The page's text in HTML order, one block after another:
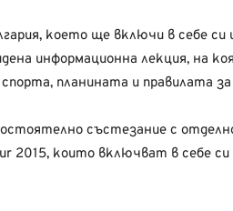
което ще включи в себе си
информационна лекция, на
планината и правилата
състезание с
2015, които включват в себе